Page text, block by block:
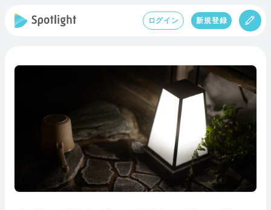
ログイン 新規登録